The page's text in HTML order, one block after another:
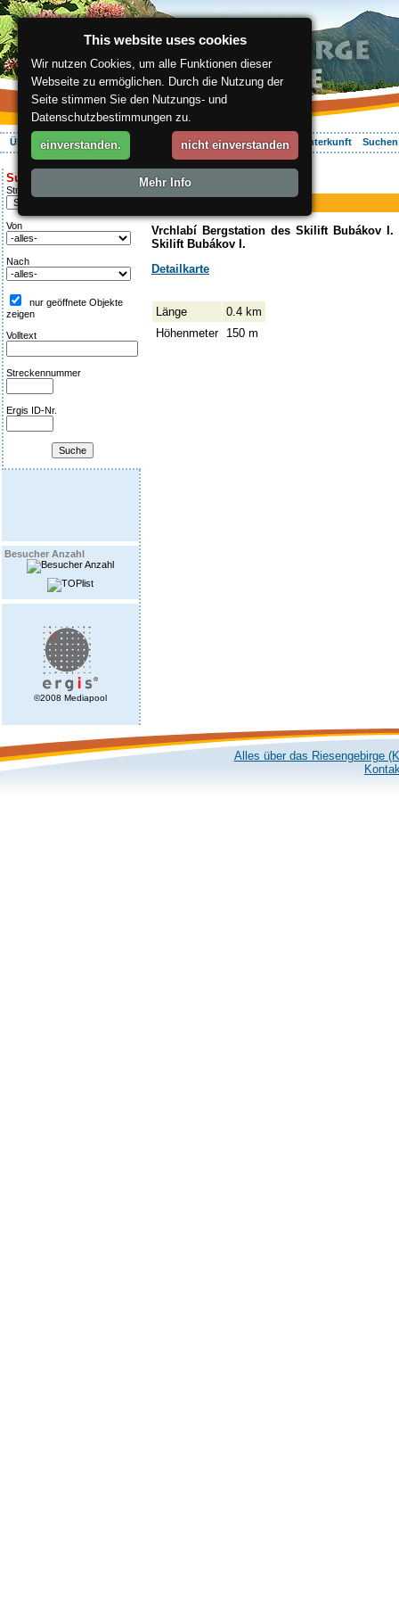
Über die Region Aktiv Erleben Entspannung Ihr Urlaub Unterkunft
Suche:
Streckentipp
Von
Nach
nur geöffnete Objekte
zeigen
Volltext
Streckennummer
Ergis ID-Nr.
Besucher Anzahl
©2008 Mediapool
ergis.cz>Aktiv Erleben> Bubákov I.
Piste
Bubákov I.
Vrchlabí Bergstation des Skilift Bubákov I.
Skilift Bubákov I.
Detailkarte
Länge
0.4 km
Höhenmeter
150 m
Alles über das Riesengebirge
This website uses cookies
Wir nutzen Cookies, um alle Funktionen dieser
Webseite zu ermöglichen. Durch die Nutzung der
Seite stimmen Sie den Nutzungs- und
Datenschutzbestimmungen zu.
einverstanden. nicht einverstanden
Mehr Info